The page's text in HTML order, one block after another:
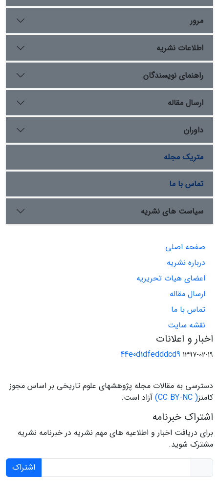
مرور
اطلاعات نشریه
راهنمای نویسندگان
ارسال مقاله
داوران
متریک مجله
تماس با ما
سیاست های نشریه
صفحه اصلی
درباره نشریه
اعضای هیات تحریریه
ارسال مقاله
تماس با ما
نقشه سایت
اخبار و اعلانات
44e0d1dfedddcd9 1397-02-19
دسترسی به مقالات مجله پژوهشهای علوم تاریخی بر اساس مجوز
کامنز( CC BY-NC) آزاد است.
اشتراک خبرنامه
برای دریافت اخبار و اطلاعیه های مهم نشریه در خبرنامه نشریه
مشترک شوید.
اشتراک